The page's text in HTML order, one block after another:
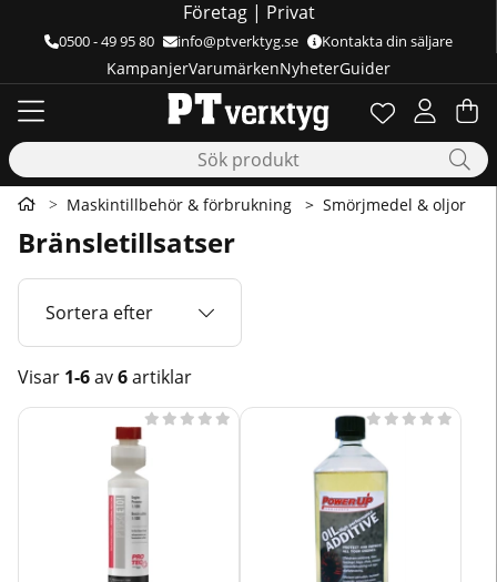
Företag| Privat
0500 - 49 95 80 info@ptverktyg.se Kontakta din säljare
Önskelista
Antal i
. .
KampanjerVarumärkenNyheterGuider
Maskintillbehör & förbrukning Smörjmedel & oljor
Bränsletillsatser
Sortera efter
Visar 1-6av6artiklar
Produkter
         